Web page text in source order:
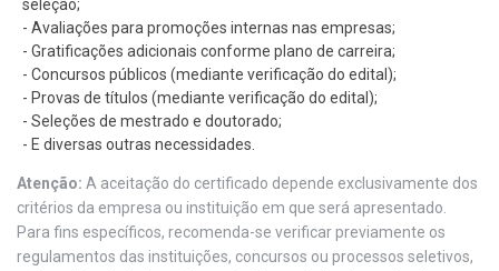
seleção;
- Avaliações para promoções internas nas empresas;
- Gratificações adicionais conforme plano de carreira;
- Concursos públicos (mediante verificação do edital);
- Provas de títulos (mediante verificação do edital);
- Seleções de mestrado e doutorado;
- E diversas outras necessidades.
Atenção: A aceitação do certificado depende exclusivamente dos
critérios da empresa ou instituição em que será apresentado.
Para fins específicos, recomenda-se verificar previamente os
regulamentos das instituições, concursos ou processos seletivos,